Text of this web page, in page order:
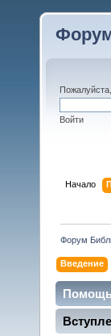
Пожалуйста,
Войти
Начало
Форум
Введение